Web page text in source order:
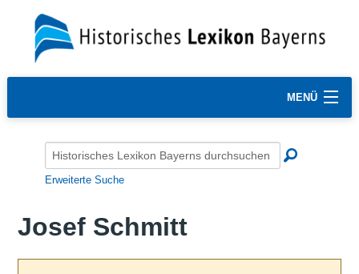
MENÜ
Erweiterte Suche
Josef Schmitt